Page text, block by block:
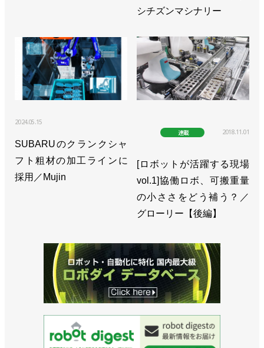
シチズンマシナリー
2024.05.15
SUBARUのクランクシャ
フト粗材の加工ラインに
採用／Mujin
連載 2018.11.01
[ロボットが活躍する現場
vol.1]協働ロボ、可搬重量
の小ささをどう補う？／
グローリー【後編】